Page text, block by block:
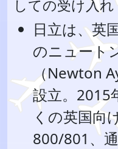
しての受け入れ
日立は、英
のニュート
（Newton
設立。2015
くの英国向
800/801、